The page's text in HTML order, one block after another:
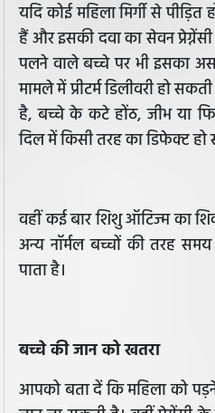
यदि कोई महिला मिर्गी से
हैं और इसकी दवा का सेवन
पलने वाले बच्चे पर भी इसका
मामले में प्रीटर्म डिलीवरी हो
है, बच्चे के कटे होंठ, जीभ या
दिल में किसी तरह का डिफेक्ट हो
वहीं कई बार शिशु ऑटिज्म का
अन्य नॉर्मल बच्चों की तरह
पाता है।
बच्चे की जान को खतरा
आपको बता दें कि महिला को